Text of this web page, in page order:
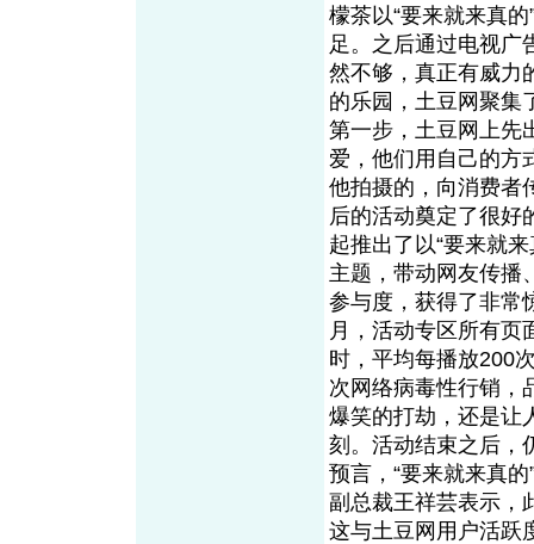
檬茶以“要来就来真
足。之后通过电视广
然不够，真正有威力
的乐园，土豆网聚集
第一步，土豆网上先
爱，他们用自己的方
他拍摄的，向消费者
后的活动奠定了很好
起推出了以“要来就
主题，带动网友传播
参与度，获得了非常
月，活动专区所有页
时，平均每播放200
次网络病毒性行销，
爆笑的打劫，还是让
刻。活动结束之后，
预言，“要来就来真
副总裁王祥芸表示，
这与土豆网用户活跃